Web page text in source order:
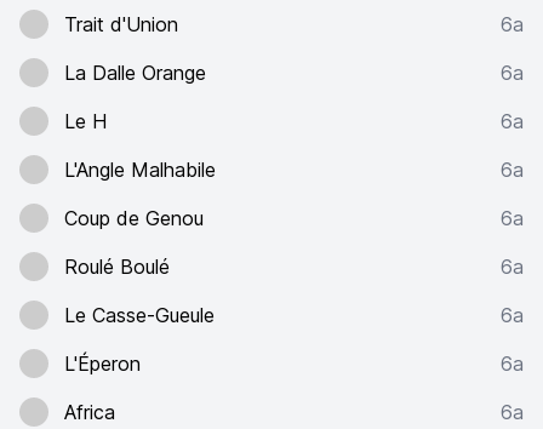
Trait d'Union
6a
La Dalle Orange
6a
Le H
6a
L'Angle Malhabile
6a
Coup de Genou
6a
Roulé Boulé
6a
Le Casse-Gueule
6a
L'Éperon
6a
Africa
6a